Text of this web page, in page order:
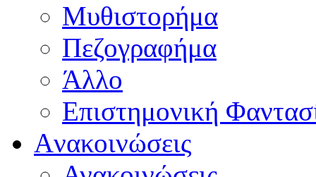
Μυθιστορήμα
Πεζογραφήμα
Άλλο
Επιστημονική
Aνακοινώσεις